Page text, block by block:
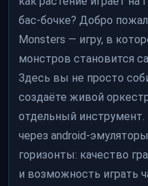
бас-бочке? Добро
Monsters — игру, в
монстров становится
Здесь вы не просто
создаёте живой
отдельный
через android-
горизонты: качество
и возможность играть